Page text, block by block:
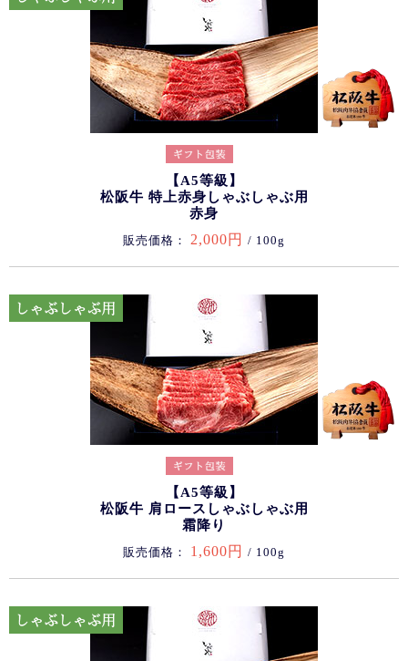
【A5等級】
松阪牛 特上赤身しゃぶしゃぶ用
赤身
販売価格： 2,000円 / 100g
【A5等級】
松阪牛 肩ロースしゃぶしゃぶ用
霜降り
販売価格： 1,600円 / 100g